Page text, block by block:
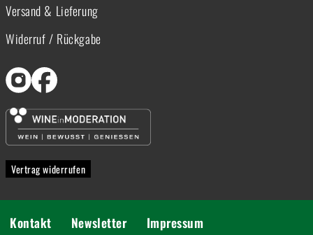
Versand & Lieferung
Widerruf / Rückgabe
Vertrag widerrufen
Kontakt Newsletter Impressum